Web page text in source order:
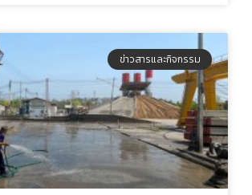
ข่าวสารและกิจกรรม